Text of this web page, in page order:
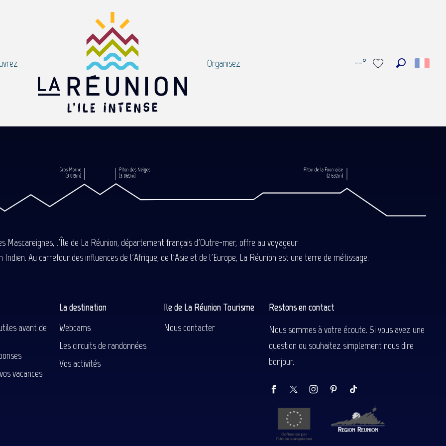
--°
Organisez
Mascareignes, l'Île de La Réunion, département français d'Outre-mer, offre au voyageur
Au carrefour des influences de l'Afrique, de l'Asie et de l'Europe, La Réunion est une terre de métissage.
avant de
vacances
La destination
Webcams
Les circuits de randonnées
Vos activités
Ile de La Réunion Tourisme
Nous contacter
Restons en contact
Nous sommes à votre écoute. Si vous avez une
question ou souhaitez simplement nous dire
bonjour.